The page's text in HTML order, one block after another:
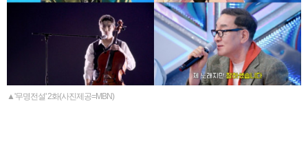
▲'무명전설' 2화(사진제공=MBN)